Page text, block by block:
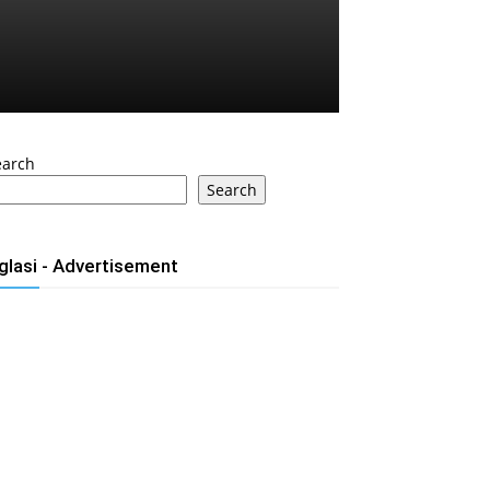
Search
- Advertisement